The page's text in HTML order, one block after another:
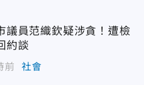
議員范織欽疑涉貪！遭檢
約談
前 社會